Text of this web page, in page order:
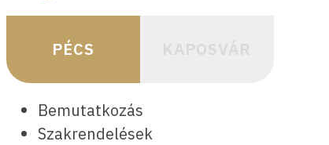
PÉCS
Bemutatkozás
Szakrendelések